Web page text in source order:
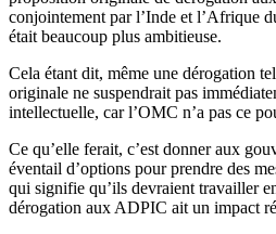
conjointement par l’Inde et l’Afrique
était beaucoup plus ambitieuse.
Cela étant dit, même une dérogation
originale ne suspendrait pas
intellectuelle, car l’OMC n’a pas ce
Ce qu’elle ferait, c’est donner aux
éventail d’options pour prendre des
qui signifie qu’ils devraient travailler
dérogation aux ADPIC ait un impact